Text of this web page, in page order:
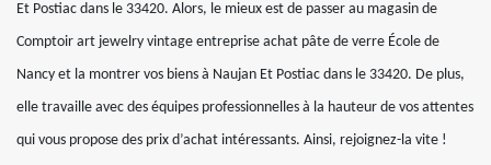
Et Postiac dans le 33420. Alors, le mieux est de passer au magasin de
Comptoir art jewelry vintage entreprise achat pâte de verre École de
Nancy et la montrer vos biens à Naujan Et Postiac dans le 33420. De plus,
elle travaille avec des équipes professionnelles à la hauteur de vos attentes
qui vous propose des prix d’achat intéressants. Ainsi, rejoignez-la vite !